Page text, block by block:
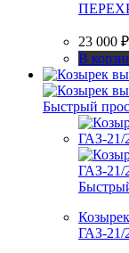
23 000 ₽
В
Быстрый
ГАЗ-21/